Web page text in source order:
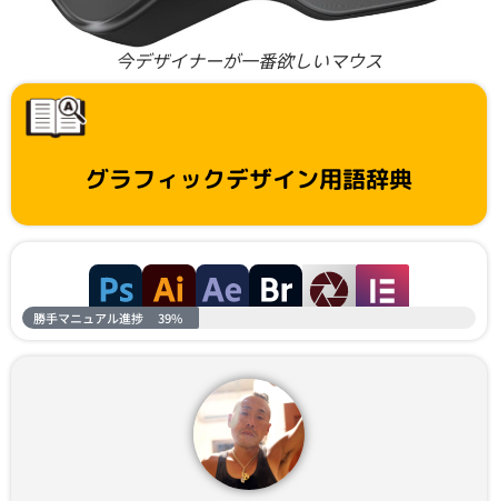
今デザイナーが一番欲しいマウス
グラフィックデザイン用語辞典
勝手マニュアル進捗 39%